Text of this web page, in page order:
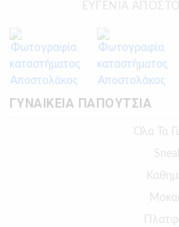
ΕΥΓΕΝΙΑ
ΓΥΝΑΙΚΕΙΑ ΠΑΠΟΥΤΣΙΑ
Όλα Τα